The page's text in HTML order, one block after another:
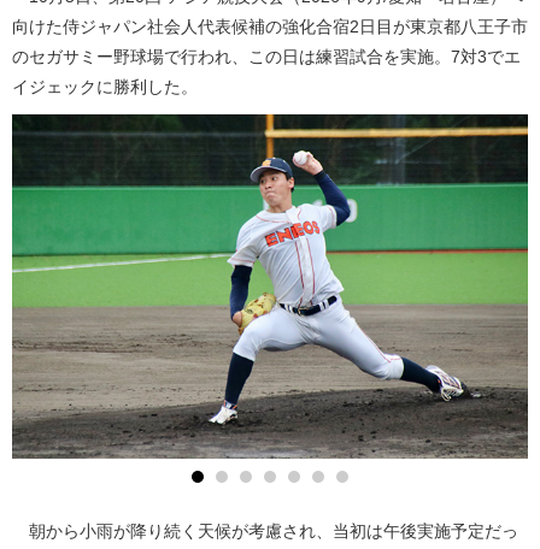
向けた侍ジャパン社会人代表候補の強化合宿2日目が東京都八王子市
のセガサミー野球場で行われ、この日は練習試合を実施。7対3でエ
イジェックに勝利した。
朝から小雨が降り続く天候が考慮され、当初は午後実施予定だっ